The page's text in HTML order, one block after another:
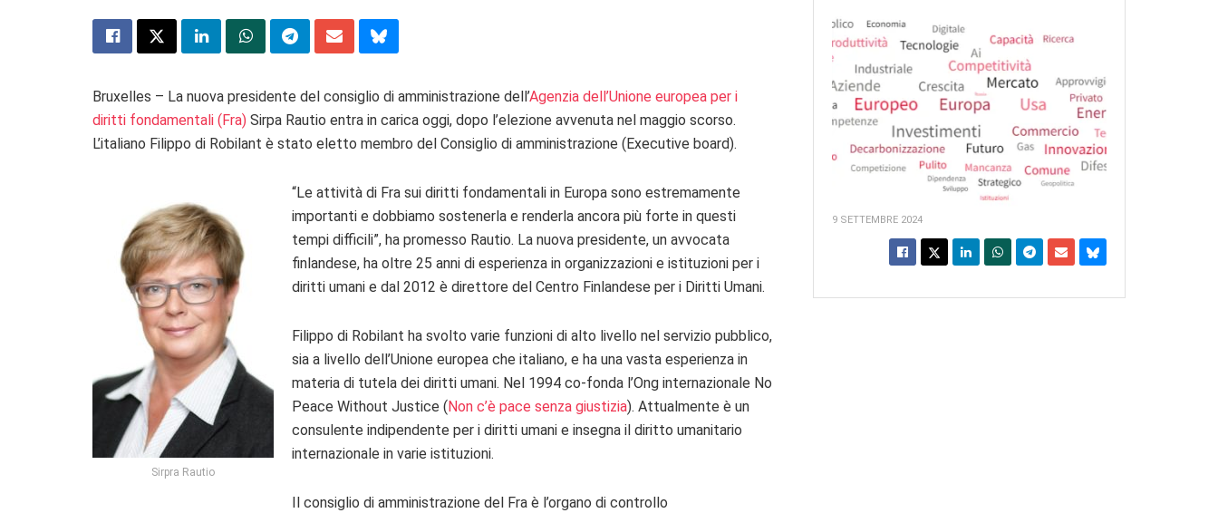
Bruxelles – La nuova presidente del consiglio di amministrazione dell’Agenzia dell’Unione europea per i
diritti fondamentali (Fra) Sirpa Rautio entra in carica oggi, dopo l’elezione avvenuta nel maggio scorso.
L’italiano Filippo di Robilant è stato eletto membro del Consiglio di amministrazione (Executive board).
Sirpra Rautio
“Le attività di Fra sui diritti fondamentali in Europa sono estremamente
importanti e dobbiamo sostenerla e renderla ancora più forte in questi
tempi difficili”, ha promesso Rautio. La nuova presidente, un avvocata
finlandese, ha oltre 25 anni di esperienza in organizzazioni e istituzioni per i
diritti umani e dal 2012 è direttore del Centro Finlandese per i Diritti Umani.
Filippo di Robilant ha svolto varie funzioni di alto livello nel servizio pubblico,
sia a livello dell’Unione europea che italiano, e ha una vasta esperienza in
materia di tutela dei diritti umani. Nel 1994 co-fonda l’Ong internazionale No
Peace Without Justice ( Non c’è pace senza giustizia). Attualmente è un
consulente indipendente per i diritti umani e insegna il diritto umanitario
internazionale in varie istituzioni.
Il consiglio di amministrazione del Fra è l’organo di controllo
9 SETTEMBRE 2024